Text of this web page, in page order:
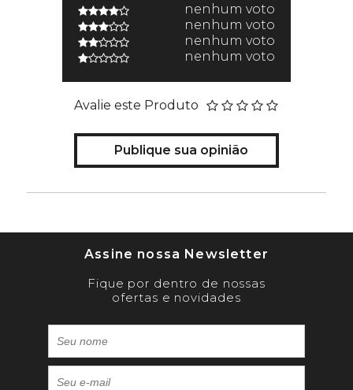
nenhum voto
nenhum voto
nenhum voto
nenhum voto
Avalie este Produto
Publique sua opinião
Assine nossa Newsletter
Fique por dentro de nossas
ofertas e novidades